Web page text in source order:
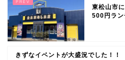
東松山市
500円ラン
きずなイベントが大盛況でした！！